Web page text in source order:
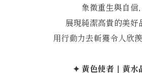
象徵重生與自信，
展現純潔高貴的美好
用行動力去斬獲令人欣羨
✦ 黃色使者｜黃